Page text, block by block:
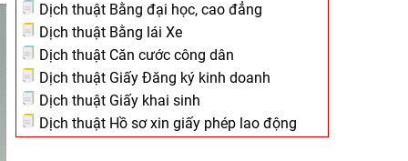
Dịch thuật Bằng đại học, cao đẳng
Dịch thuật Bằng lái Xe
Dịch thuật Căn cước công dân
Dịch thuật Giấy Đăng ký kinh doanh
Dịch thuật Giấy khai sinh
Dịch thuật Hồ sơ xin giấy phép lao động